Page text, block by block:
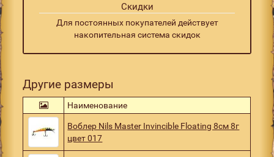
Скидки
Для постоянных покупателей действует
накопительная система скидок
Другие размеры
Наименование
Воблер Nils Master Invincible Floating 8см 8г
цвет 017